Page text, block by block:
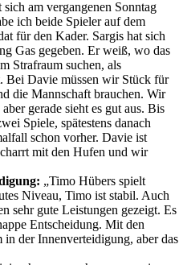
am vergangenen Sonntag
ich beide Spieler auf dem
für den Kader. Sargis hat sich
Gas gegeben. Er weiß, wo das
Strafraum suchen, als
Bei Davie müssen wir Stück für
die Mannschaft brauchen. Wir
gerade sieht es gut aus. Bis
Spiele, spätestens danach
schon vorher. Davie ist
mit den Hufen und wir
„Timo Hübers spielt
Niveau, Timo ist stabil. Auch
sehr gute Leistungen gezeigt. Es
Entscheidung. Mit den
der Innenverteidigung, aber das